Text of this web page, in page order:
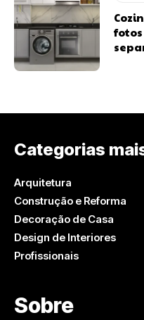
Categorias
Arquitetura
Construção e Reforma
Decoração de Casa
Design de Interiores
Profissionais
Sobre